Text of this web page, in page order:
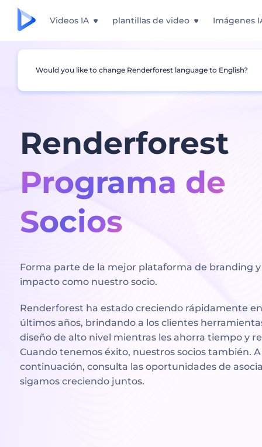
Videos IA plantillas de video Imágenes
Renderforest
Programa de
Socios
Forma parte de la mejor plataforma de branding
impacto como nuestro socio.
Renderforest ha estado creciendo rápidamente
últimos años, brindando a los clientes
diseño de alto nivel mientras les ahorra tiempo y
Cuando tenemos éxito, nuestros socios también. A
continuación, consulta las oportunidades de
sigamos creciendo juntos.
Would you like to change Renderforest language to English?